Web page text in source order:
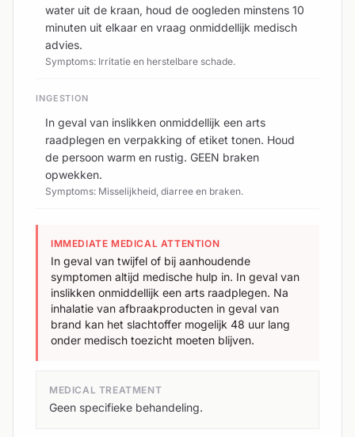
water uit de kraan, houd de oogleden minstens 10
minuten uit elkaar en vraag onmiddellijk medisch
advies.
Symptoms: Irritatie en herstelbare schade.
INGESTION
In geval van inslikken onmiddellijk een arts
raadplegen en verpakking of etiket tonen. Houd
de persoon warm en rustig. GEEN braken
opwekken.
Symptoms: Misselijkheid, diarree en braken.
IMMEDIATE MEDICAL ATTENTION
In geval van twijfel of bij aanhoudende
symptomen altijd medische hulp in. In geval van
inslikken onmiddellijk een arts raadplegen. Na
inhalatie van afbraakproducten in geval van
brand kan het slachtoffer mogelijk 48 uur lang
onder medisch toezicht moeten blijven.
MEDICAL TREATMENT
Geen specifieke behandeling.